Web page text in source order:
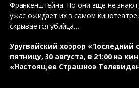
Франкенштейна. Но они ещё не
ужас ожидает их в самом
скрывается убийца…
Уругвайский хоррор «Последний
пятницу, 30 августа, в 21:00 на
«Настоящее Страшное